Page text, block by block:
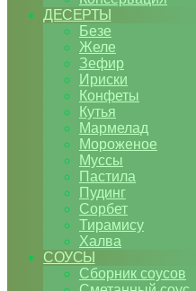
ДЕСЕРТЫ
Безе
Желе
Зефир
Ириски
Конфеты
Кутья
Мармелад
Мороженое
Муссы
Пастила
Пудинг
Сорбет
Тирамису
Халва
СОУСЫ
Сборник соусов